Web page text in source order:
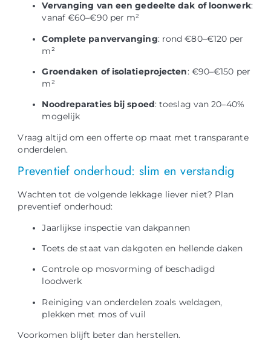
Vervanging van een gedeelte dak of loonwerk:
vanaf €60–€90 per m²
Complete panvervanging: rond €80–€120 per
m²
Groendaken of isolatieprojecten: €90–€150 per
m²
Noodreparaties bij spoed: toeslag van 20–40%
mogelijk
Vraag altijd om een offerte op maat met transparante
onderdelen.
Preventief onderhoud: slim en verstandig
Wachten tot de volgende lekkage liever niet? Plan
preventief onderhoud:
Jaarlijkse inspectie van dakpannen
Toets de staat van dakgoten en hellende daken
Controle op mosvorming of beschadigd
loodwerk
Reiniging van onderdelen zoals weldagen,
plekken met mos of vuil
Voorkomen blijft beter dan herstellen.